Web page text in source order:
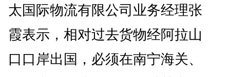
太国际物流有限公司业务经理张
霞表示，相对过去货物经阿拉山
口口岸出国，必须在南宁海关、